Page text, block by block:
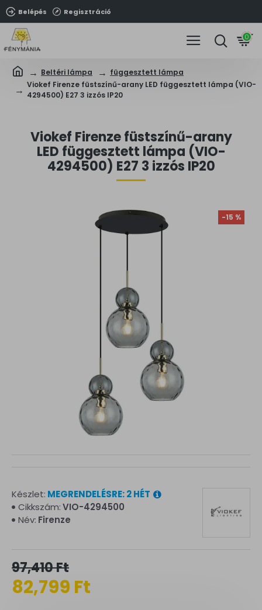
Belépés Regisztráció
0
Beltéri lámpa
függesztett lámpa
Viokef Firenze füstszínű-arany LED függesztett lámpa (VIO-
4294500) E27 3 izzós IP20
Viokef Firenze füstszínű-arany
LED függesztett lámpa (VIO-
4294500) E27 3 izzós IP20
-15 %
82,799 Ft
97,410 Ft
Készlet: MEGRENDELÉSRE: 2 HÉT
Cikkszám:VIO-4294500
Név: Firenze